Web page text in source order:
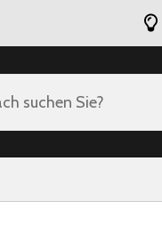
suchen Sie?